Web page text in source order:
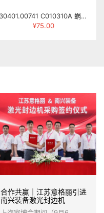
30401.00741 C010310A 蜗轮 MJ263-0310C
¥75.00
合作共赢｜江苏意格丽引进
南兴装备激光封边机